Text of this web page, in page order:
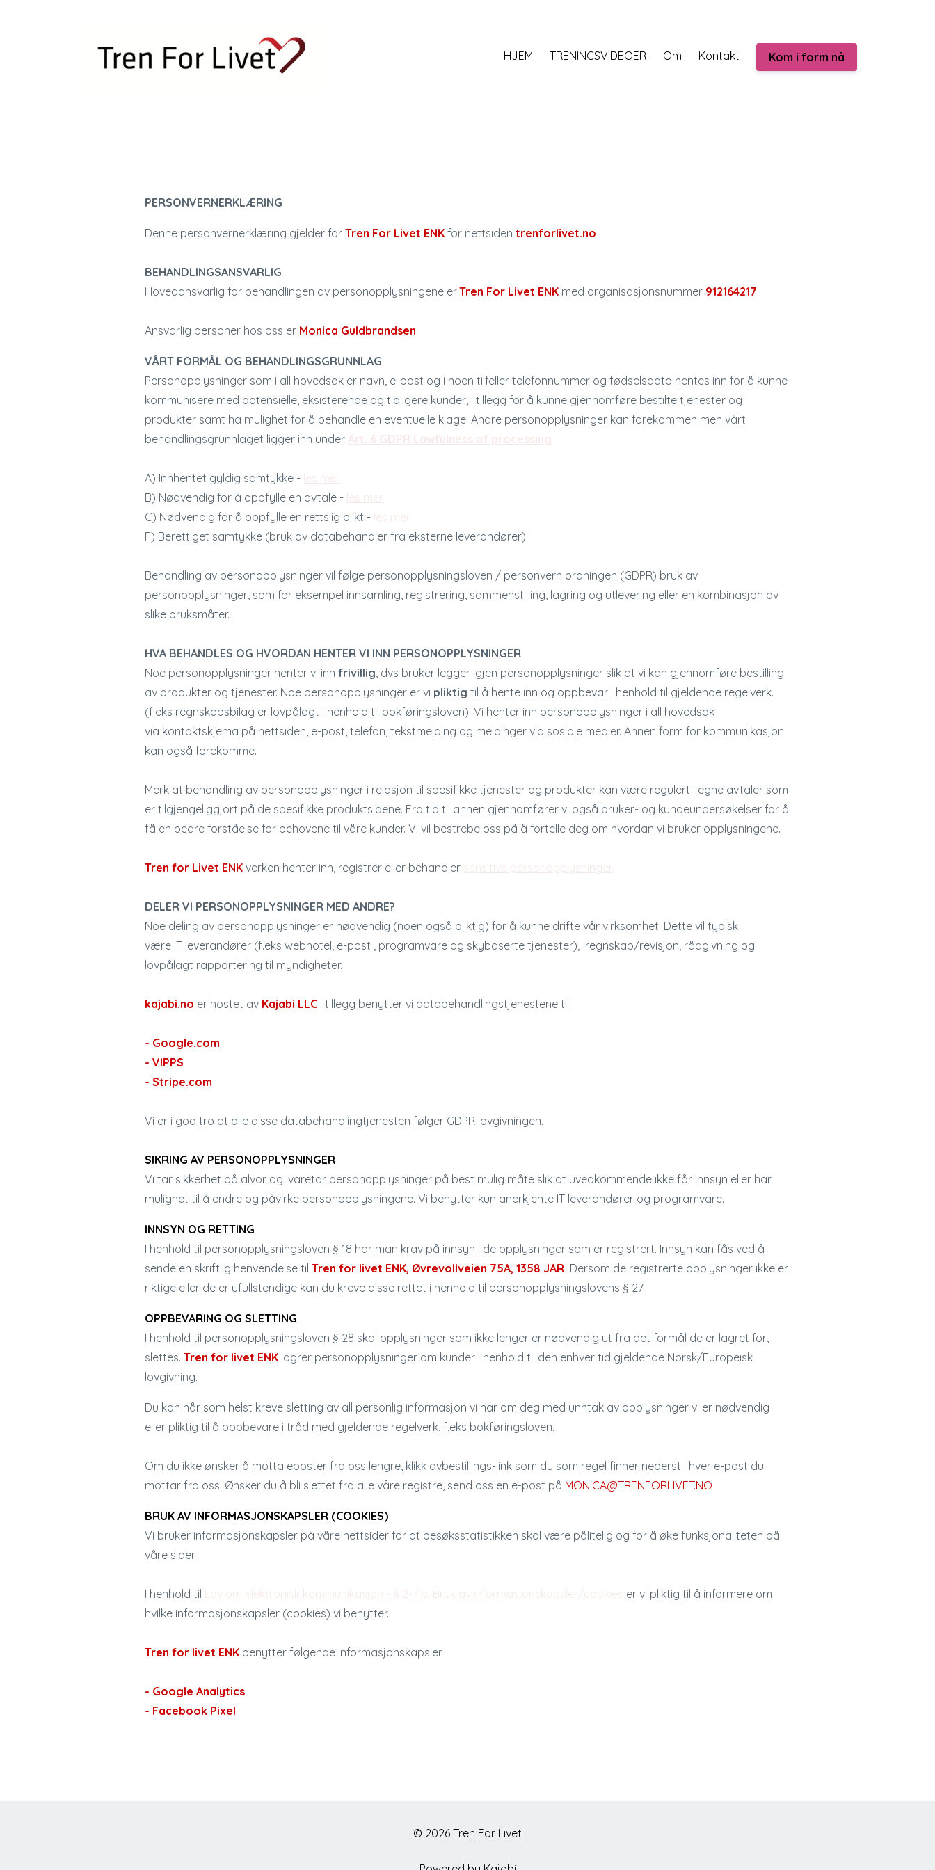
HJEM TRENINGSVIDEOER Om Kontakt Kom i form nå
PERSONVERNERKLÆRING
Denne personvernerklæring gjelder for Tren For Livet ENKfor nettsiden trenforlivet.no
BEHANDLINGSANSVARLIG
Hovedansvarlig for behandlingen av personopplysningene er:Tren For Livet ENK med organisasjonsnummer 912164217
Ansvarlig personer hos oss er Monica Guldbrandsen
VÅRT FORMÅL OG BEHANDLINGSGRUNNLAG
Personopplysninger som i all hovedsak er navn, e-post og i noen tilfeller telefonnummer og fødselsdato hentes inn for å kunne
kommunisere med potensielle, eksisterende og tidligere kunder, i tillegg for å kunne gjennomføre bestilte tjenester og
produkter samt ha mulighet for å behandle en eventuelle klage. Andre personopplysninger kan forekommen men vårt
behandlingsgrunnlaget ligger inn under
A) Innhentet gyldig samtykke -
B) Nødvendig for å oppfylle en avtale -
C) Nødvendig for å oppfylle en rettslig plikt -
F) Berettiget samtykke (bruk av databehandler fra eksterne leverandører)
Behandling av personopplysninger vil følge personopplysningsloven / personvern ordningen (GDPR) bruk av
personopplysninger, som for eksempel innsamling, registrering, sammenstilling, lagring og utlevering eller en kombinasjon av
slike bruksmåter.
HVA BEHANDLES OG HVORDAN HENTER VI INN PERSONOPPLYSNINGER
Noe personopplysninger henter vi inn frivillig, dvs bruker legger igjen personopplysninger slik at vi kan gjennomføre bestilling
av produkter og tjenester. Noe personopplysninger er vi pliktig til å hente inn og oppbevar i henhold til gjeldende regelverk.
(f.eks regnskapsbilag er lovpålagt i henhold til bokføringsloven). Vi henter inn personopplysninger i all hovedsak
via kontaktskjema på nettsiden, e-post, telefon, tekstmelding og meldinger via sosiale medier. Annen form for kommunikasjon
kan også forekomme.
Merk at behandling av personopplysninger i relasjon til spesifikke tjenester og produkter kan være regulert i egne avtaler som
er tilgjengeliggjort på de spesifikke produktsidene. Fra tid til annen gjennomfører vi også bruker- og kundeundersøkelser for å
få en bedre forståelse for behovene til våre kunder. Vi vil bestrebe oss på å fortelle deg om hvordan vi bruker opplysningene.
Tren for Livet ENK verken henter inn, registrer eller behandler
DELER VI PERSONOPPLYSNINGER MED ANDRE?
Noe deling av personopplysninger er nødvendig (noen også pliktig) for å kunne drifte vår virksomhet. Dette vil typisk
være IT leverandører (f.eks webhotel, e-post , programvare og skybaserte tjenester), regnskap/revisjon, rådgivning og
lovpålagt rapportering til myndigheter.
kajabi.no er hostet av Kajabi LLCI tillegg benytter vi databehandlingstjenestene til
- Google.com
- VIPPS
- Stripe.com
Vi er i god tro at alle disse databehandlingtjenesten følger GDPR lovgivningen.
SIKRING AV PERSONOPPLYSNINGER
Vi tar sikkerhet på alvor og ivaretar personopplysninger på best mulig måte slik at uvedkommende ikke får innsyn eller har
mulighet til å endre og påvirke personopplysningene. Vi benytter kun anerkjente IT leverandører og programvare.
INNSYN OG RETTING
I henhold til personopplysningsloven § 18 har man krav på innsyn i de opplysninger som er registrert. Innsyn kan fås ved å
sende en skriftlig henvendelse til Tren for livet ENK, Øvrevollveien 75A, 1358 JAR Dersom de registrerte opplysninger ikke er
riktige eller de er ufullstendige kan du kreve disse rettet i henhold til personopplysningslovens § 27.
OPPBEVARING OG SLETTING
I henhold til personopplysningsloven § 28 skal opplysninger som ikke lenger er nødvendig ut fra det formål de er lagret for,
slettes. Tren for livet ENK lagrer personopplysninger om kunder i henhold til den enhver tid gjeldende Norsk/Europeisk
lovgivning.
Du kan når som helst kreve sletting av all personlig informasjon vi har om deg med unntak av opplysninger vi er nødvendig
eller pliktig til å oppbevare i tråd med gjeldende regelverk, f.eks bokføringsloven.
Om du ikke ønsker å motta eposter fra oss lengre, klikk avbestillings-link som du som regel finner nederst i hver e-post du
mottar fra oss. Ønsker du å bli slettet fra alle våre registre, send oss en e-post på MONICA@TRENFORLIVET.NO
BRUK AV INFORMASJONSKAPSLER (COOKIES)
Vi bruker informasjonskapsler på våre nettsider for at besøksstatistikken skal være pålitelig og for å øke funksjonaliteten på
våre sider.
I henhold til
er vi pliktig til å informere om
hvilke informasjonskapsler (cookies) vi benytter.
Tren for livet ENKbenytter følgende informasjonskapsler
- Google Analytics
- Facebook Pixel
© 2026 Tren For Livet